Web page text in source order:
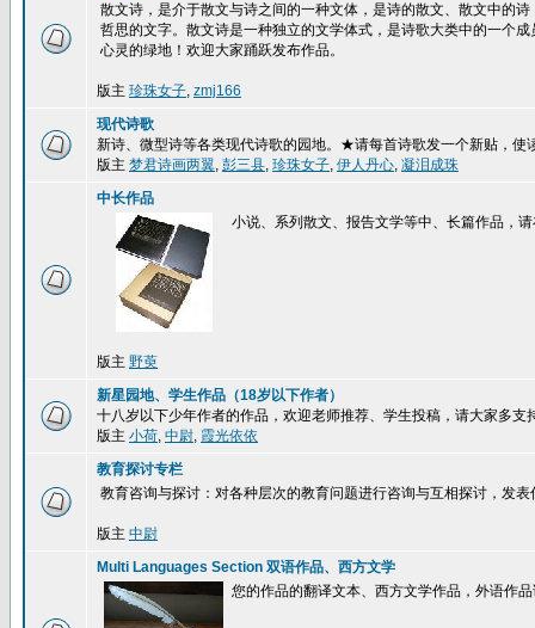
散文诗，是介于散文与诗之间的一种文体，是诗的散文、散文中的
哲思的文字。散文诗是一种独立的文学体式，是诗歌大类中的一个
心灵的绿地！欢迎大家踊跃发布作品。
版主 珍珠女子, zmj166
现代诗歌
新诗、微型诗等各类现代诗歌的园地。★请每首诗歌发一个新贴，使
版主 梦君诗画两翼, 彭三县, 珍珠女子, 伊人丹心, 凝泪成珠
中长作品
小说、系列散文、报告文学等中、长篇作品，
版主 野萸
新星园地、学生作品（18岁以下作者）
十八岁以下少年作者的作品，欢迎老师推荐、学生投稿，请大家多支
版主 小荷, 中尉, 霞光依依
教育探讨专栏
教育咨询与探讨：对各种层次的教育问题进行咨询与互相探讨，发
版主 中尉
Multi Languages Section 双语作品、西方文学
您的作品的翻译文本、西方文学作品，外语作